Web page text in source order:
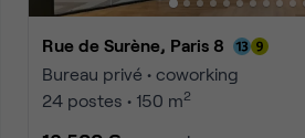
Rue de Surène, Paris 8
Bureau privé • coworking
24 postes • 150 m2